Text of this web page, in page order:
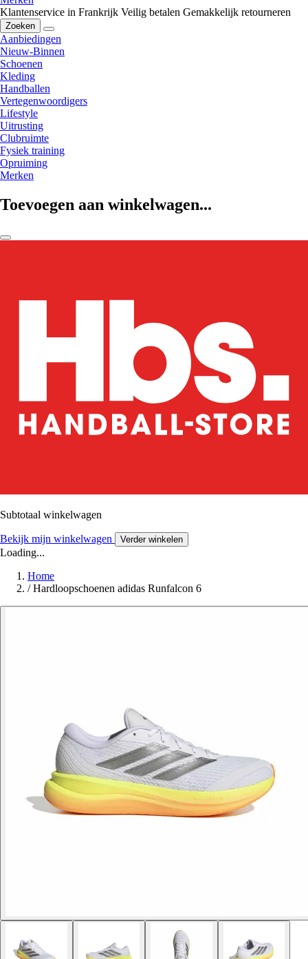
Klantenservice in Frankrijk Veilig betalen Gemakkelijk retourneren
Zoeken
Aanbiedingen
Nieuw-Binnen
Schoenen
Kleding
Handballen
Vertegenwoordigers
Lifestyle
Uitrusting
Clubruimte
Fysiek training
Opruiming
Merken
Toevoegen aan winkelwagen...
Subtotaal winkelwagen
Bekijk mijn winkelwagen Verder winkelen
Loading...
Home
/ Hardloopschoenen adidas Runfalcon 6